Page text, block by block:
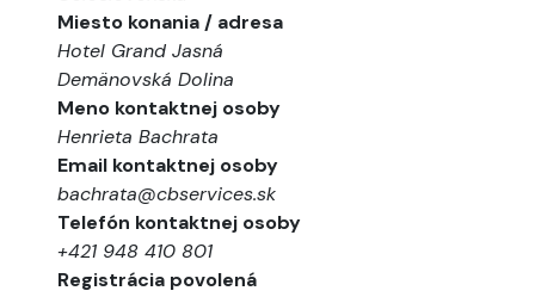
Miesto konania / adresa
Hotel Grand Jasná
Demänovská Dolina
Meno kontaktnej osoby
Henrieta Bachrata
Email kontaktnej osoby
bachrata@cbservices.sk
Telefón kontaktnej osoby
+421 948 410 801
Registrácia povolená